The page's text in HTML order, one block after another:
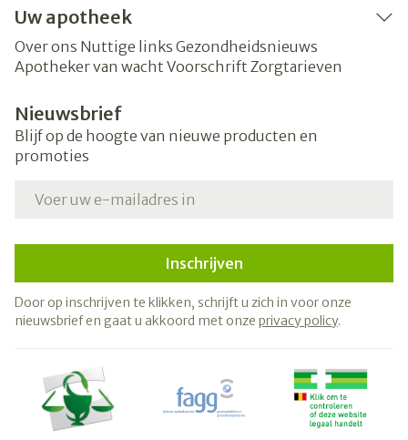
Uw apotheek
Over ons Nuttige links Gezondheidsnieuws
Apotheker van wacht Voorschrift Zorgtarieven
Nieuwsbrief
Blijf op de hoogte van nieuwe producten en
promoties
Inschrijven
Door op inschrijven te klikken, schrijft u zich in voor onze
nieuwsbrief en gaat u akkoord met onze privacy policy.